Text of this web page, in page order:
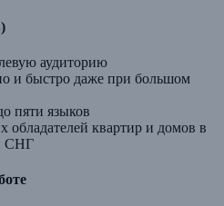
аудиторию
и быстро даже при большом
пяти языков
обладателей квартир и домов в
СНГ